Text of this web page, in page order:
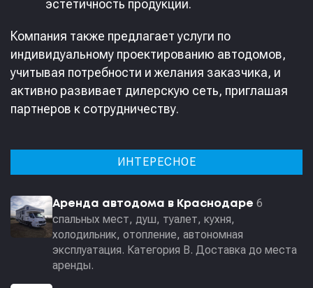
эстетичность продукции.
Компания также предлагает услуги по
индивидуальному проектированию автодомов,
учитывая потребности и желания заказчика, и
активно развивает дилерскую сеть, приглашая
партнеров к сотрудничеству.
ИНТЕРЕСНОЕ
Аренда автодома в Краснодаре 6
спальных мест, душ, туалет, кухня,
холодильник, отопление, автономная
эксплуатация. Категория В. Доставка до места
аренды.